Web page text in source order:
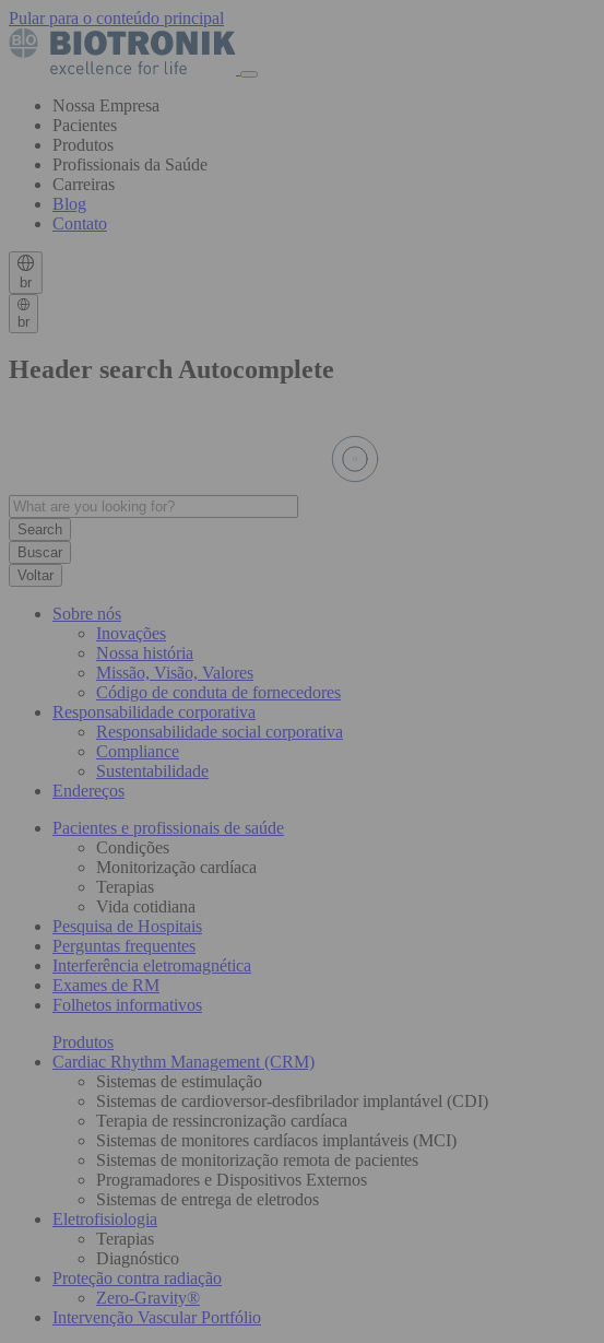
Pular para o conteúdo principal
Nossa Empresa
Pacientes
Produtos
Profissionais da Saúde
Carreiras
Blog
Contato
br
br
Header search Autocomplete
Buscar
Voltar
Sobre nós
Inovações
Nossa história
Missão, Visão, Valores
Código de conduta de fornecedores
Responsabilidade corporativa
Responsabilidade social corporativa
Compliance
Sustentabilidade
Endereços
Pacientes e profissionais de saúde
Condições
Monitorização cardíaca
Terapias
Vida cotidiana
Pesquisa de Hospitais
Perguntas frequentes
Interferência eletromagnética
Exames de RM
Folhetos informativos
Produtos
Cardiac Rhythm Management (CRM)
Sistemas de estimulação
Sistemas de cardioversor-desfibrilador implantável (CDI)
Terapia de ressincronização cardíaca
Sistemas de monitores cardíacos implantáveis (MCI)
Sistemas de monitorização remota de pacientes
Programadores e Dispositivos Externos
Sistemas de entrega de eletrodos
Eletrofisiologia
Terapias
Diagnóstico
Proteção contra radiação
Zero-Gravity®
Intervenção Vascular Portfólio